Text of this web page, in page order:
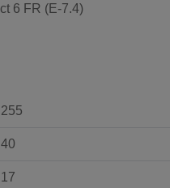
6 FR (E-7.4)
255
40
17